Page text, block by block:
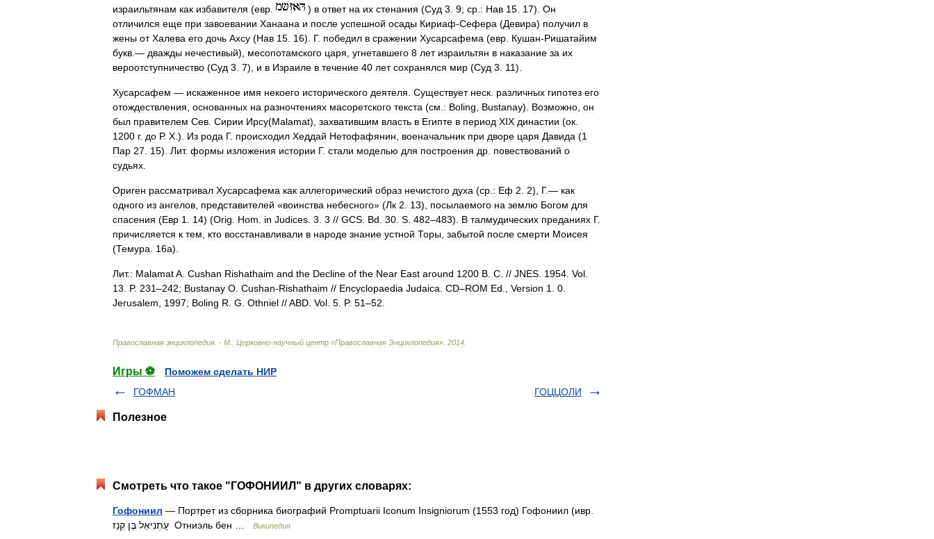
израильтянам как избавителя (евр ) в ответ на их стенания (Суд 3 9; ср : Нав 15 17). Он
отличился еще при завоевании Ханаана и после успешной осады Кириаф-Сефера (Девира) получил в
жены от Халева его дочь Ахсу (Нав 15 16). Г. победил в сражении Хусарсафема (евр Кушан-Ришатайим
букв .— дважды нечестивый), месопотамского царя угнетавшего 8 лет израильтян в наказание за их
вероотступничество (Суд 3 7), и в Израиле в течение 40 лет сохранялся мир (Суд 3 11).
Хусарсафем — искаженное имя некоего исторического деятеля Существует неск различных гипотез его
отождествления основанных на разночтениях масоретского текста (см : Boling Bustanay). Возможно он
был правителем Сев Сирии Ирсу(Malamat), захватившим власть в Египте в период XIX династии (ок
1200 г. до Р. Х .). Из рода Г. происходил Хеддай Нетофафянин военачальник при дворе царя Давида (1
Пар 27 15). Лит. формы изложения истории Г. стали моделью для построения др повествований о
судьях
Ориген рассматривал Хусарсафема как аллегорический образ нечистого духа (ср : Еф 2 2), Г.— как
одного из ангелов представителей «воинства небесного» (Лк 2 13), посылаемого на землю Богом для
спасения (Евр 1 14) (Orig Hom in Judices 3 3 // GCS Bd 30 S 482–483). В талмудических преданиях Г.
причисляется к тем кто восстанавливали в народе знание устной Торы забытой после смерти Моисея
(Темура 16а).
Лит.: MalamatA Cushan Rishathaim and the Decline of the Near East around 1200 B C . // JNES 1954 Vol
13
P. 231–242; Bustanay O Cushan-Rishathaim // Encyclopaedia Judaica CD–ROM Ed Version 1 0
Jerusalem
1997; Boling R G Othniel //ABD Vol 5 P. 51–52
Православная энциклопедия . - М : Церковно-научный центр «Православная Энциклопедия» 2014
Игры ⚽
Поможем сделать НИР
ГОФМАН
ГОЦЦОЛИ
Полезное
Смотреть что такое "ГОФОНИИЛ" в других словарях:
Гофониил — Портрет из сборника биографий Promptuarii Iconum Insigniorum (1553 год) Гофониил (ивр.
עָתְנִיאֵל בֶּן קְנַז‎ Отниэль бен …
Википедия